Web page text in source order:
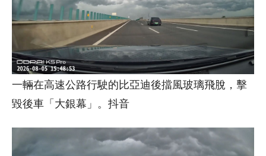
一輛在高速公路行駛的比亞迪後擋風玻璃飛脫，擊
毀後車「大銀幕」。抖音